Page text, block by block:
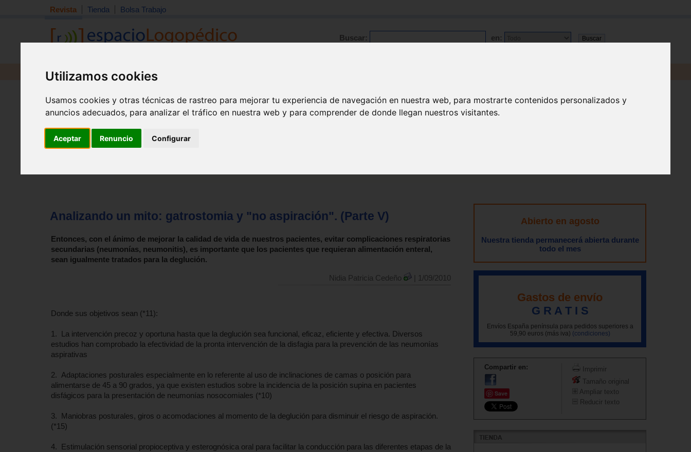
Utilizamos cookies
Usamos cookies y otras técnicas de rastreo para mejorar tu experiencia de navegación en nuestra web, para mostrarte contenidos personalizados y
anuncios adecuados, para analizar el tráfico en nuestra web y para comprender de donde llegan nuestros visitantes.
Aceptar Renuncio Configurar
Revista Tienda Bolsa Trabajo
Buscar: en:
Revista Libros Material
Inicio> Revista
Analizando un mito: gatrostomia y "no aspiración". (Parte V)
Entonces, con el ánimo de mejorar la calidad de vida de nuestros pacientes, evitar complicaciones respiratorias
secundarias (neumonías, neumonitis), es importante que los pacientes que requieran alimentación enteral,
sean igualmente tratados para la deglución.
Nidia Patricia Cedeño | 1/09/2010
Donde sus objetivos sean (*11):
1. La intervención precoz y oportuna hasta que la deglución sea funcional, eficaz, eficiente y efectiva. Diversos
estudios han comprobado la efectividad de la pronta intervención de la disfagia para la prevención de las neumonías
aspirativas
2. Adaptaciones posturales especialmente en lo referente al uso de inclinaciones de camas o posición para
alimentarse de 45 a 90 grados, ya que existen estudios sobre la incidencia de la posición supina en pacientes
disfágicos para la presentación de neumonías nosocomiales (*10)
3. Maniobras posturales, giros o acomodaciones al momento de la deglución para disminuir el riesgo de aspiración.
(*15)
4. Estimulación sensorial propioceptiva y esterognósica oral para facilitar la conducción para las diferentes etapas de la
Abierto en agosto
Nuestra tienda permanecerá abierta durante
todo el mes
Gastos de envío
G R A T I S
Envíos España península para pedidos superiores a
59,90 euros (más iva) (condiciones)
Compartir en:
Save
Imprimir
Tamaño original
Ampliar texto
Reducir texto